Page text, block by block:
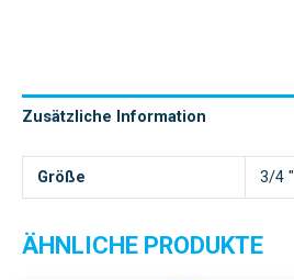
Zusätzliche Information
Größe 3/4 "
ÄHNLICHE PRODUKTE